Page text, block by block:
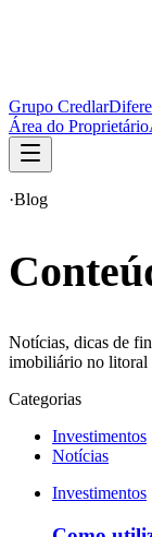
Grupo Credlar
Área do Proprietário
·Blog
Notícias, dicas de
imobiliário no litoral
Categorias
Investimentos
Notícias
Investimentos